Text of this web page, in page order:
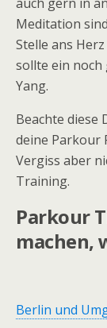
Meditation
Stelle ans
sollte ein noch
Yang.
Beachte diese
deine Parkour
Vergiss aber
Training.
Parkour
machen,
Berlin und